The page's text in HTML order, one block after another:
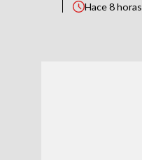
Hace8 horas